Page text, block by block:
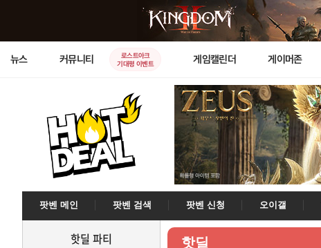
뉴스 커뮤니티
로스트아크
기대평 이벤트
게임캘린더 게이머존
팟벤 메인 팟벤 검색 팟벤 신청 오이갤
핫딜 파티 핫딜